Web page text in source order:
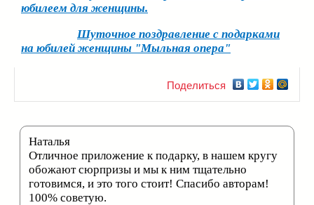
юбилеем для женщины.
Шуточное поздравление с подарками
на юбилей женщины "Мыльная опера"
Поделиться
Наталья
Отличное приложение к подарку, в нашем кругу
обожают сюрпризы и мы к ним тщательно
готовимся, и это того стоит! Спасибо авторам!
100% советую.